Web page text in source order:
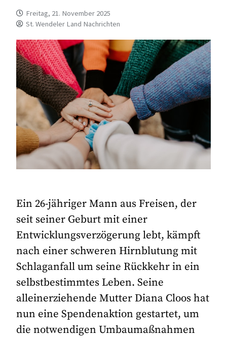
Freitag, 21. November 2025
St. Wendeler Land Nachrichten
Ein 26-jähriger Mann aus Freisen, der
seit seiner Geburt mit einer
Entwicklungsverzögerung lebt, kämpft
nach einer schweren Hirnblutung mit
Schlaganfall um seine Rückkehr in ein
selbstbestimmtes Leben. Seine
alleinerziehende Mutter Diana Cloos hat
nun eine Spendenaktion gestartet, um
die notwendigen Umbaumaßnahmen